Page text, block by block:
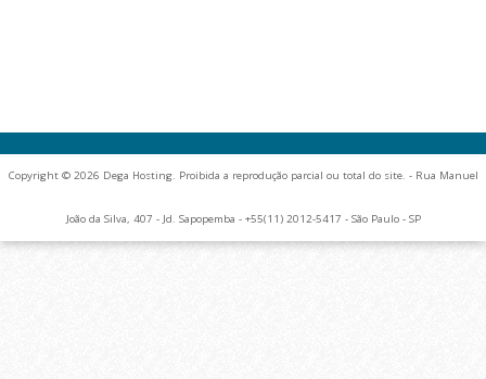
Copyright © 2026 Dega Hosting. Proibida a reprodução parcial ou total do site. - Rua Manuel
João da Silva, 407 - Jd. Sapopemba - +55(11) 2012-5417 - São Paulo - SP